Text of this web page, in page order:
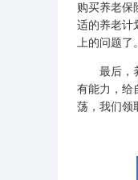
购买养老保
适的养老计
上的问题了。
最后，养
有能力，给
荡，我们领